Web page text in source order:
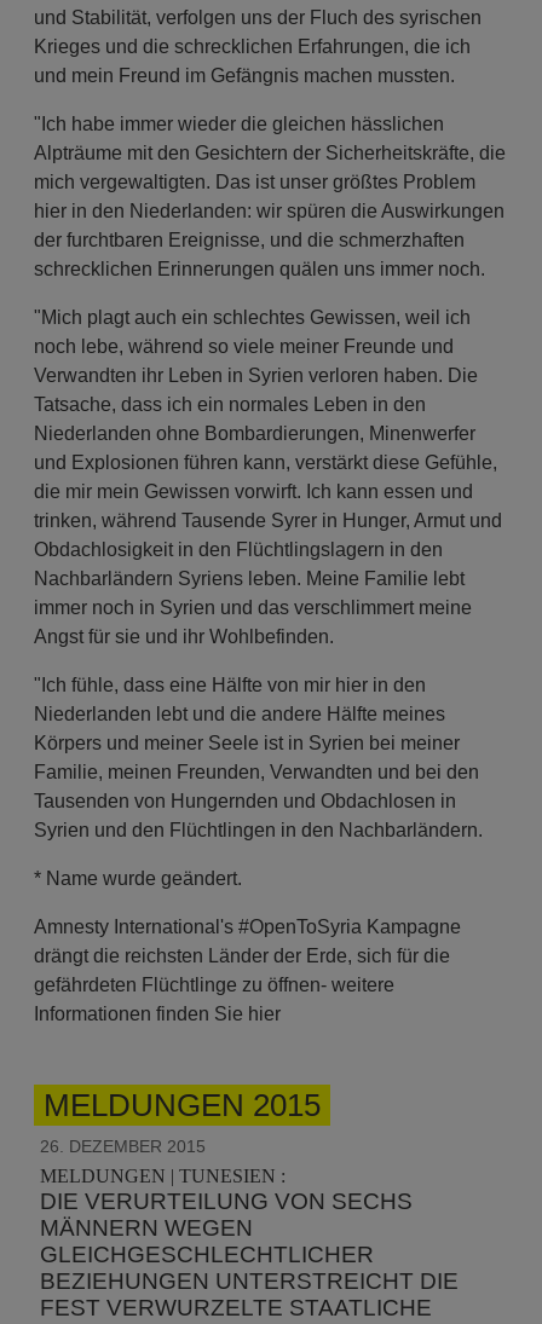
und Stabilität, verfolgen uns der Fluch des syrischen
Krieges und die schrecklichen Erfahrungen, die ich
und mein Freund im Gefängnis machen mussten.
"Ich habe immer wieder die gleichen hässlichen
Alpträume mit den Gesichtern der Sicherheitskräfte, die
mich vergewaltigten. Das ist unser größtes Problem
hier in den Niederlanden: wir spüren die Auswirkungen
der furchtbaren Ereignisse, und die schmerzhaften
schrecklichen Erinnerungen quälen uns immer noch.
"Mich plagt auch ein schlechtes Gewissen, weil ich
noch lebe, während so viele meiner Freunde und
Verwandten ihr Leben in Syrien verloren haben. Die
Tatsache, dass ich ein normales Leben in den
Niederlanden ohne Bombardierungen, Minenwerfer
und Explosionen führen kann, verstärkt diese Gefühle,
die mir mein Gewissen vorwirft. Ich kann essen und
trinken, während Tausende Syrer in Hunger, Armut und
Obdachlosigkeit in den Flüchtlingslagern in den
Nachbarländern Syriens leben. Meine Familie lebt
immer noch in Syrien und das verschlimmert meine
Angst für sie und ihr Wohlbefinden.
"Ich fühle, dass eine Hälfte von mir hier in den
Niederlanden lebt und die andere Hälfte meines
Körpers und meiner Seele ist in Syrien bei meiner
Familie, meinen Freunden, Verwandten und bei den
Tausenden von Hungernden und Obdachlosen in
Syrien und den Flüchtlingen in den Nachbarländern.
* Name wurde geändert.
Amnesty International's #OpenToSyria Kampagne
drängt die reichsten Länder der Erde, sich für die
gefährdeten Flüchtlinge zu öffnen- weitere
Informationen finden Sie hier
MELDUNGEN 2015
26. DEZEMBER 2015
MELDUNGEN | TUNESIEN :
DIE VERURTEILUNG VON SECHS
MÄNNERN WEGEN
GLEICHGESCHLECHTLICHER
BEZIEHUNGEN UNTERSTREICHT DIE
FEST VERWURZELTE STAATLICHE